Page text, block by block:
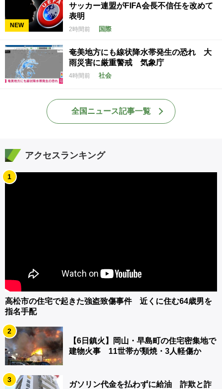
NEW
サッカー連盟がFIFA会長不信任を改めて
表明
2時間前 国際
奄美地方にも線状降水帯発生の恐れ 大
雨災害に厳重警戒 気象庁
4時間前 社会
全国ニュース記事一覧
アクセスランキング
1
高松市の住宅で起きた強盗致傷事件 近くに住む64歳男を
指名手配
2
【6日鎮火】岡山・早島町の住宅密集地で
建物火事 11世帯が類焼・3人軽傷か
3
ガソリン代金を払わずに給油 詐欺と詐